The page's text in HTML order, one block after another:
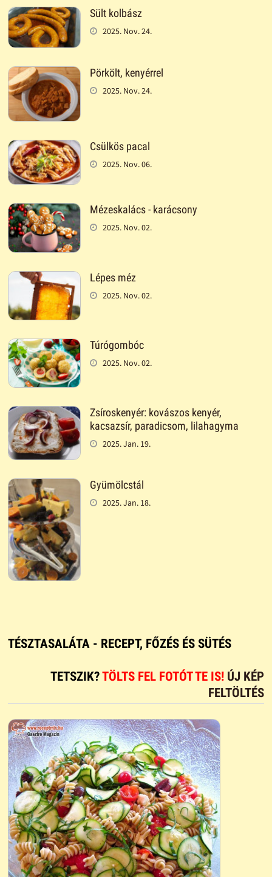
Sült kolbász
2025. Nov. 24.
Pörkölt, kenyérrel
2025. Nov. 24.
Csülkös pacal
2025. Nov. 06.
Mézeskalács - karácsony
2025. Nov. 02.
Lépes méz
2025. Nov. 02.
Túrógombóc
2025. Nov. 02.
Zsíroskenyér: kovászos kenyér,
kacsazsír, paradicsom, lilahagyma
2025. Jan. 19.
Gyümölcstál
2025. Jan. 18.
TÉSZTASALÁTA - RECEPT, FŐZÉS ÉS SÜTÉS
TETSZIK?TÖLTS FEL FOTÓT TE IS! ÚJ KÉP
FELTÖLTÉS